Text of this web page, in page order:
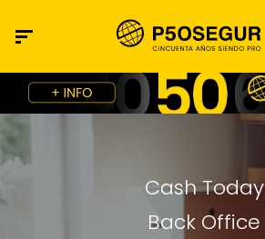
Cash Today
Back Office